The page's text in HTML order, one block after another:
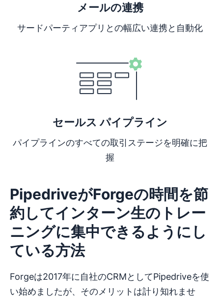
メールの連携
サードパーティアプリとの幅広い連携と自動化
セールス パイプライン
パイプラインのすべての取引ステージを明確に把
握
PipedriveがForgeの時間を節
約してインターン生のトレー
ニングに集中できるようにし
ている方法
Forgeは2017年に自社のCRMとしてPipedriveを使
い始めましたが、そのメリットは計り知れませ